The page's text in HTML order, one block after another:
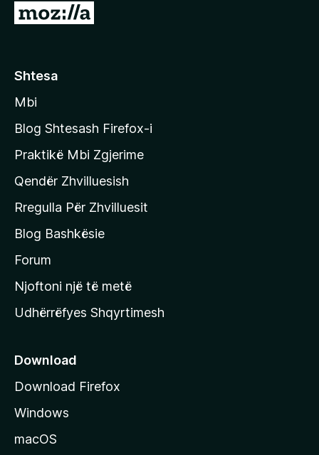
S
o
i
t
f
a
q
a
h
y
ë
e
M
o
Shtesa
Mbi
Blog Shtesash Firefox-i
Praktikë Mbi Zgjerime
Qendër Zhvilluesish
Rregulla Për Zhvilluesit
Blog Bashkësie
Forum
Njoftoni një të metë
Udhërrëfyes Shqyrtimesh
Download
Download Firefox
Windows
macOS